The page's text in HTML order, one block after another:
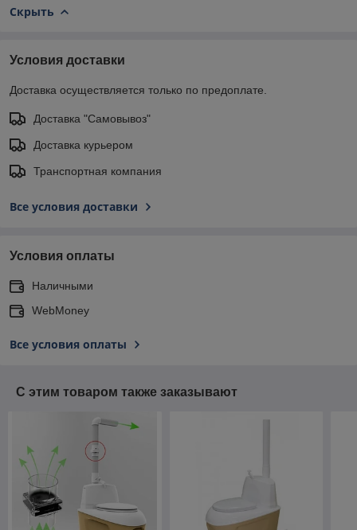
Скрыть
Условия доставки
Доставка осуществляется только по предоплате.
Доставка "Самовывоз"
Доставка курьером
Транспортная компания
Все условия доставки
Условия оплаты
Наличными
WebMoney
Все условия оплаты
С этим товаром также заказывают